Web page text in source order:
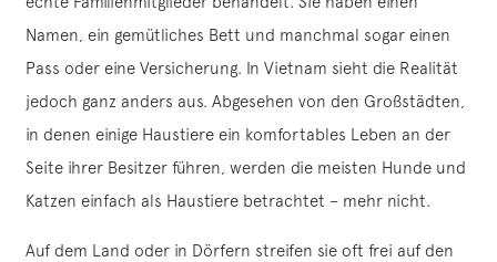
Namen, ein gemütliches Bett und manchmal sogar einen
Pass oder eine Versicherung. In Vietnam sieht die Realität
jedoch ganz anders aus. Abgesehen von den Großstädten,
in denen einige Haustiere ein komfortables Leben an der
Seite ihrer Besitzer führen, werden die meisten Hunde und
Katzen einfach als Haustiere betrachtet – mehr nicht.
Auf dem Land oder in Dörfern streifen sie oft frei auf den